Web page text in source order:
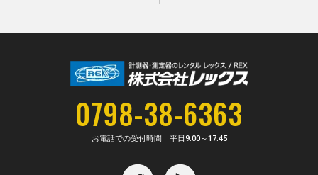
0798-38-6363
お電話での受付時間 平日9:00～17:45